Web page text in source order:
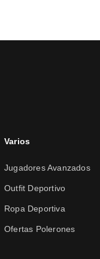
Varios
Jugadores Avanzados
Outfit Deportivo
Ropa Deportiva
Ofertas Polerones